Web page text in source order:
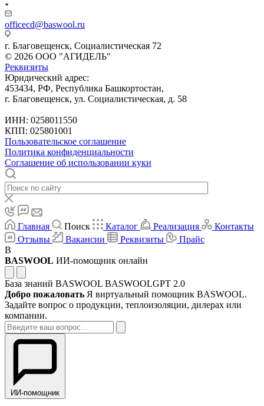
officecd@baswool.ru
г. Благовещенск, Социалистическая 72
© 2026 ООО "АГИДЕЛЬ"
Реквизиты
Юридический адрес:
453434, РФ, Республика Башкортостан,
г. Благовещенск, ул. Социалистическая, д. 58
ИНН: 0258011550
КПП: 025801001
Пользовательское соглашение
Политика конфиденциальности
Соглашение об использовании куки
Главная Поиск Каталог Реализация
Контакты
Отзывы
Вакансии Реквизиты
Прайс
B
BASWOOL ИИ-помощник онлайн
База знаний BASWOOL BASWOOLGPT 2.0
Добро пожаловать Я виртуальный помощник BASWOOL.
Задайте вопрос о продукции, теплоизоляции, дилерах или
компании.
ИИ-помощник